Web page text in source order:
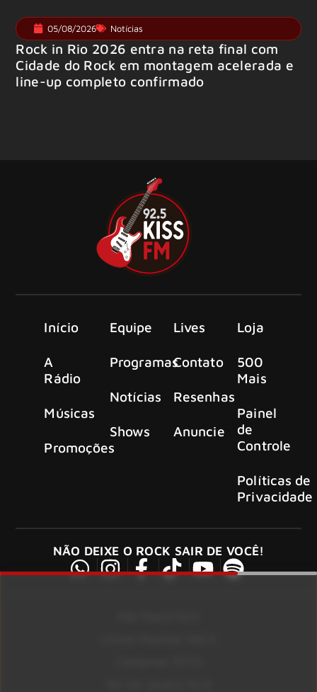
05/08/2026 Notícias
Rock in Rio 2026 entra na reta final com
Cidade do Rock em montagem acelerada e
line-up completo confirmado
Início
A
Rádio
Músicas
Promoções
Equipe
Programas
Notícias
Shows
Lives
Contato
Resenhas
Anuncie
Loja
500
Mais
Painel
de
Controle
Políticas de
Privacidade
NÃO DEIXE O ROCK SAIR DE VOCÊ!